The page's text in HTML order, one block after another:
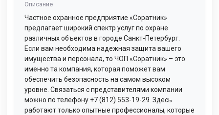
Описание
Частное охранное предприятие «Соратник»
предлагает широкий спектр услуг по охране
различных объектов в городе Санкт-Петербург.
Если вам необходима надежная защита вашего
имущества и персонала, то ЧОП «Соратник» – это
именно та компания, которая поможет вам
обеспечить безопасность на самом высоком
уровне. Связаться с представителями компании
можно по телефону +7 (812) 553-19-29. Здесь
работают только опытные профессионалы, которые